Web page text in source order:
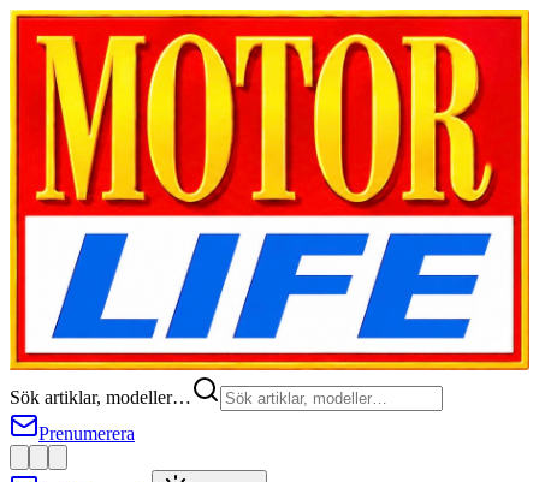
Sök artiklar, modeller…
Prenumerera